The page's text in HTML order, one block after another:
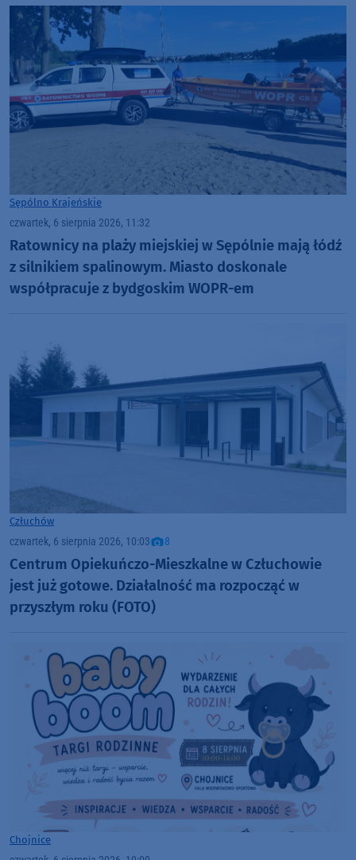
Sępólno Krajeńskie
czwartek, 6 sierpnia 2026, 11:32
Ratownicy na plaży miejskiej w Sępólnie mają łódź
z silnikiem spalinowym. Miasto doskonale
współpracuje z bydgoskim WOPR-em
Człuchów
czwartek, 6 sierpnia 2026, 10:03 8
Centrum Opiekuńczo-Mieszkalne w Człuchowie
jest już gotowe. Działalność ma rozpocząć w
przyszłym roku (FOTO)
Chojnice